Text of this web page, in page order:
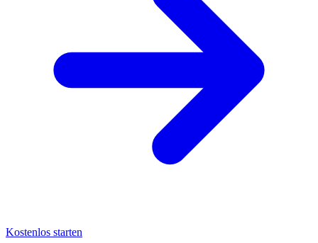
Kostenlos starten